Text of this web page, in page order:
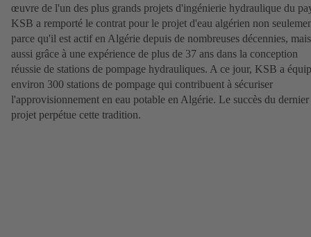
œuvre de l'un des plus grands projets d'ingénierie hydraulique du
KSB a remporté le contrat pour le projet d'eau algérien non
parce qu'il est actif en Algérie depuis de nombreuses décennies, mais
aussi grâce à une expérience de plus de 37 ans dans la conception
réussie de stations de pompage hydrauliques. A ce jour, KSB a
environ 300 stations de pompage qui contribuent à sécuriser
l'approvisionnement en eau potable en Algérie. Le succès du dernier
projet perpétue cette tradition.